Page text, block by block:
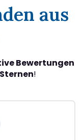
aus
Bewertungen
!